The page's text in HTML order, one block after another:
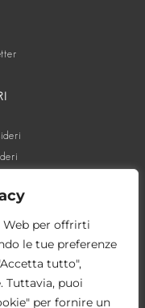
Web per offrirti
le tue preferenze
tutto",
Tuttavia, puoi
per fornire un